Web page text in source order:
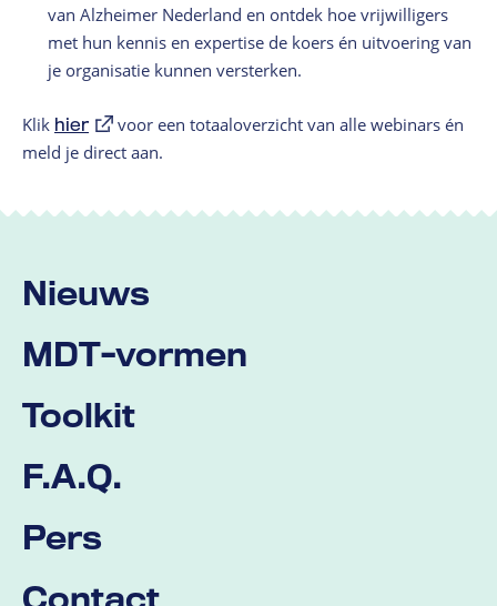
van Alzheimer Nederland en ontdek hoe vrijwilligers
met hun kennis en expertise de koers én uitvoering van
je organisatie kunnen versterken.
Klik hier
voor een totaaloverzicht van alle webinars én
meld je direct aan.
Nieuws
MDT-vormen
Toolkit
F.A.Q.
Pers
Contact